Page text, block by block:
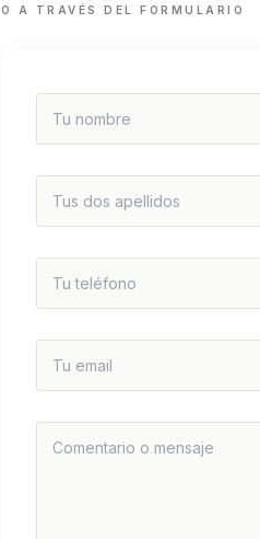
O A TRAVÉS DEL FORMULARIO